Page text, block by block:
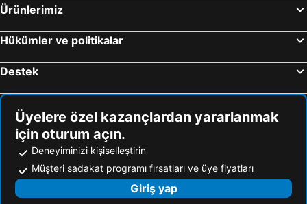
Ürünlerimiz
Hükümler ve politikalar
Destek
Üyelere özel kazançlardan yararlanmak
için oturum açın.
Deneyiminizi kişiselleştirin
Müşteri sadakat programı fırsatları ve üye fiyatları
Giriş yap